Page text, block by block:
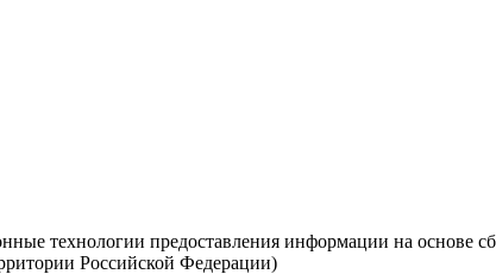
технологии предоставления информации на основе
Российской Федерации)